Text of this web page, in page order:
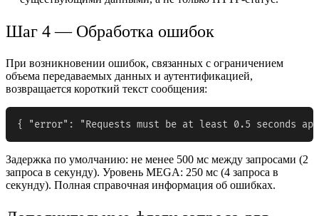
Шаг 4 — Обработка ошибок
При возникновении ошибок, связанных с ограничением
объема передаваемых данных и аутентификацией,
возвращается короткий текст сообщения:
{ "error": "Requests must be at least 0.5 seconds
Задержка по умолчанию: не менее 500 мс между запросами (2
запроса в секунду). Уровень MEGA: 250 мс (4 запроса в
секунду). Полная справочная информация об ошибках.